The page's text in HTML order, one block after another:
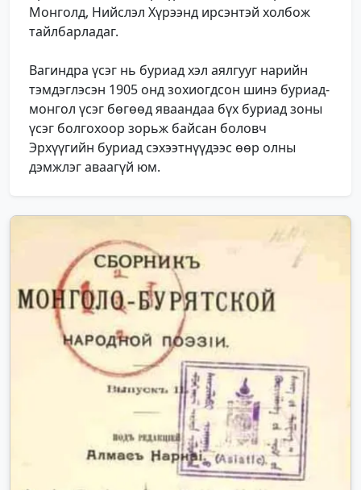
Монголд, Нийслэл Хүрээнд ирсэнтэй холбож
тайлбарладаг.
Вагиндра үсэг нь буриад хэл аялгууг нарийн
тэмдэглэсэн 1905 онд зохиогдсон шинэ буриад-
монгол үсэг бөгөөд яваандаа бүх буриад зоны
үсэг болгохоор зорьж байсан боловч
Эрхүүгийн буриад сэхээтнүүдээс өөр олны
дэмжлэг аваагүй юм.